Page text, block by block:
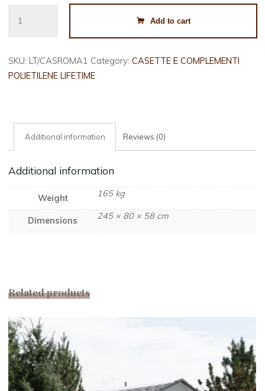
ROMA
quantity
Add to cart
SKU:LT/CASROMA1 Category:CASETTE E COMPLEMENTI
POLIETILENE LIFETIME
Additional information Reviews (0)
Additional information
Weight 165 kg
Dimensions 245 × 80 × 58 cm
Related products